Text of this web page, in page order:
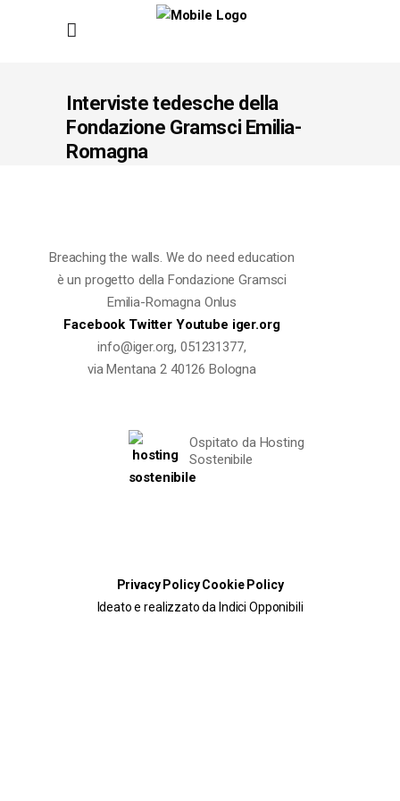
Interviste tedesche della
Fondazione Gramsci Emilia-
Romagna
Breaching the walls. We do need education
è un progetto della Fondazione Gramsci
Emilia-Romagna Onlus
Facebook Twitter Youtube iger.org
info@iger.org, 051231377,
via Mentana 2 40126 Bologna
Ospitato da Hosting
Sostenibile
Privacy Policy Cookie Policy
Ideato e realizzato da Indici Opponibili